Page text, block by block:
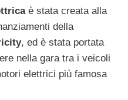
è stata creata alla
della
, ed è stata portata
nella gara tra i veicoli
elettrici più famosa